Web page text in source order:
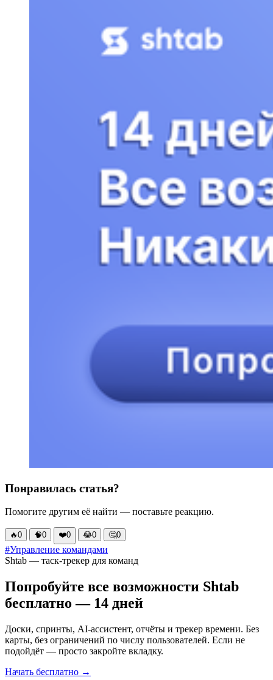
Понравилась статья?
Помогите другим её найти — поставьте реакцию.
🔥0 🧠0 ❤️0 😂0 🤔0
#Управление командами
Shtab — таск-трекер для команд
Попробуйте все возможности Shtab
бесплатно — 14 дней
Доски, спринты, AI-ассистент, отчёты и трекер времени. Без
карты, без ограничений по числу пользователей. Если не
подойдёт — просто закройте вкладку.
Начать бесплатно →